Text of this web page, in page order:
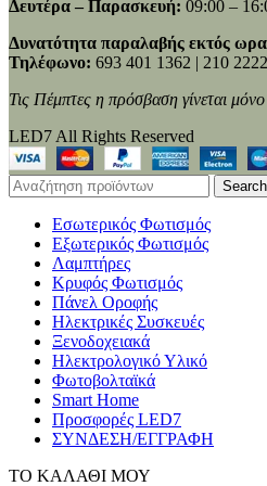
Δευτέρα – Παρασκευή: 09:00 –
Δυνατότητα παραλαβής εκτός
Τηλέφωνο: 693 401 1362 | 210
Τις Πέμπτες η πρόσβαση γίνεται
LED7 All Rights Reserved
Search
Εσωτερικός Φωτισμός
Εξωτερικός Φωτισμός
Λαμπτήρες
Κρυφός Φωτισμός
Πάνελ Οροφής
Ηλεκτρικές Συσκευές
Ξενοδοχειακά
Ηλεκτρολογικό Υλικό
Φωτοβολταϊκά
Smart Home
Προσφορές LED7
ΣΥΝΔΕΣΗ/ΕΓΓΡΑΦΗ
ΤΟ ΚΑΛΑΘΙ ΜΟΥ